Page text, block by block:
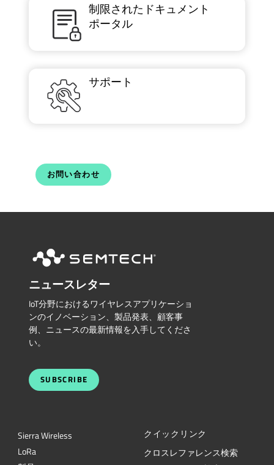
制限されたドキュメント
ポータル
サポート
お問い合わせ
ニュースレター
IoT分野におけるワイヤレスアプリケーショ
ンのイノベーション、製品発表、顧客事
例、ニュースの最新情報を入手してくださ
い。
SUBSCRIBE
Sierra Wireless
LoRa
クイックリンク
クロスレファレンス検索